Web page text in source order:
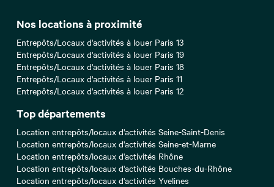
Nos locations à proximité
Entrepôts/Locaux d'activités à louer Paris 13
Entrepôts/Locaux d'activités à louer Paris 19
Entrepôts/Locaux d'activités à louer Paris 18
Entrepôts/Locaux d'activités à louer Paris 11
Entrepôts/Locaux d'activités à louer Paris 12
Top départements
Location entrepôts/locaux d'activités Seine-Saint-Denis
Location entrepôts/locaux d'activités Seine-et-Marne
Location entrepôts/locaux d'activités Rhône
Location entrepôts/locaux d'activités Bouches-du-Rhône
Location entrepôts/locaux d'activités Yvelines